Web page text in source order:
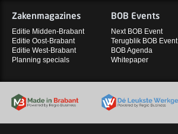
Zakenmagazines
Editie Midden-Brabant
Editie Oost-Brabant
Editie West-Brabant
Planning specials
BOB Events
Next BOB Event
Terugblik BOB Event
BOB Agenda
Whitepaper